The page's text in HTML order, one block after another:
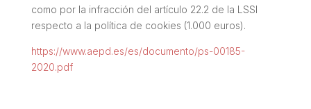
como por la infracción del artículo 22.2 de la LSSI
respecto a la política de cookies (1.000 euros).
https://www.aepd.es/es/documento/ps-00185-
2020.pdf